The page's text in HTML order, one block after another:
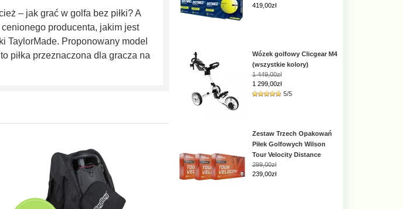
– jak grać w golfa bez piłki? A
producenta, jakim jest
TaylorMade. Proponowany model
piłka przeznaczona dla gracza na
419,00zł
Wózek golfowy Clicgear M4
(wszystkie kolory)
1 449,00zł
1 299,00zł
5/5
Zestaw Trzech Opakowań
Piłek Golfowych Wilson
Tour Velocity Distance
299,00zł
239,00zł